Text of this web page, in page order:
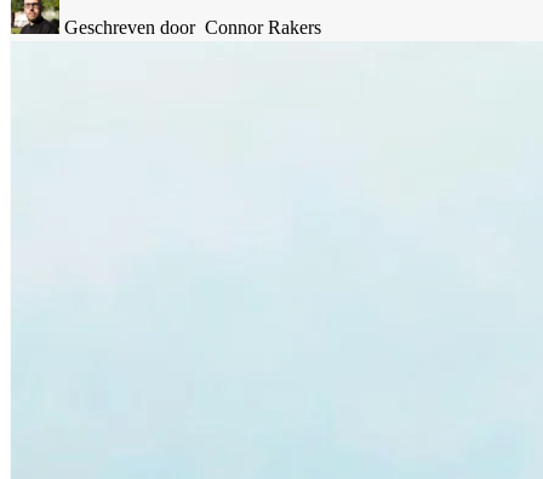
Geschreven door Connor Rakers